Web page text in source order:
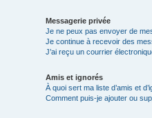
Messagerie privée
Je ne peux pas envoyer de
Je continue à recevoir des
J’ai reçu un courrier
Amis et ignorés
À quoi sert ma liste d’amis et
Comment puis-je ajouter ou